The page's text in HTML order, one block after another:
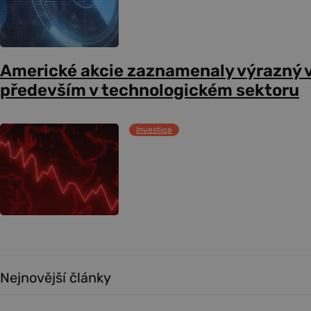
Americké akcie zaznamenaly výrazný
především v technologickém sektoru
Investice
Nejnovější články